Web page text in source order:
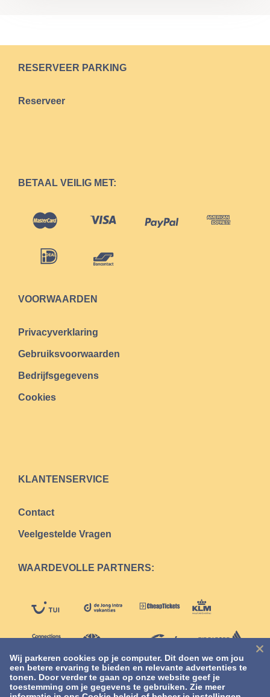
RESERVEER PARKING
Reserveer
BETAAL VEILIG MET:
VOORWAARDEN
Privacyverklaring
Gebruiksvoorwaarden
Bedrijfsgegevens
Cookies
KLANTENSERVICE
Contact
Veelgestelde Vragen
WAARDEVOLLE PARTNERS:
Wij parkeren cookies op je computer. Dit doen we om jou
een betere ervaring te bieden en relevante advertenties te
tonen. Door verder te gaan op onze website geef je
toestemming om je gegevens te gebruiken. Zie meer